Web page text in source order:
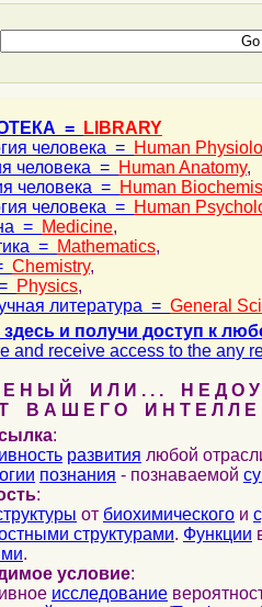
=
LIBRARY
человека = Human
человека = Human Anatomy,
человека = Human
человека = Human
= Medicine,
= Mathematics,
Chemistry,
Physics,
литература = General
и получи доступ к
and receive access to the any
Н Ы Й И Л И . . . Н Е Д О У
В А Ш Е Г О И Н Т Е Л Л Е
:
развития любой
познания - познаваемой
:
от биохимического и
структурами. Функции
.
условие:
исследование